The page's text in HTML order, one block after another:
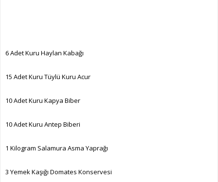
6 Adet Kuru Haylan Kabağı
15 Adet Kuru Tüylü Kuru Acur
10 Adet Kuru Kapya Biber
10 Adet Kuru Antep Biberi
1 Kilogram Salamura Asma Yaprağı
3 Yemek Kaşığı Domates Konservesi